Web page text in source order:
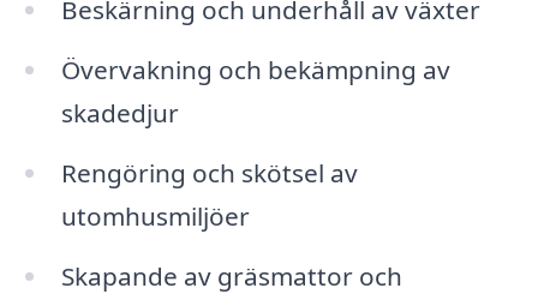
Beskärning och underhåll av växter
Övervakning och bekämpning av
skadedjur
Rengöring och skötsel av
utomhusmiljöer
Skapande av gräsmattor och